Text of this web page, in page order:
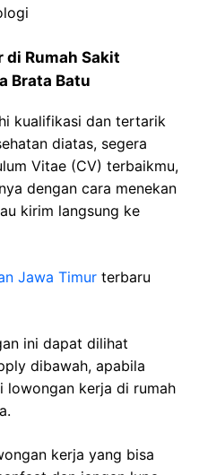
di Rumah Sakit
Brata Batu
kualifikasi dan tertarik
diatas, segera
Vitae (CV) terbaikmu,
dengan cara menekan
kirim langsung ke
Jawa Timur terbaru
ini dapat dilihat
dibawah, apabila
lowongan kerja di rumah
kerja yang bisa